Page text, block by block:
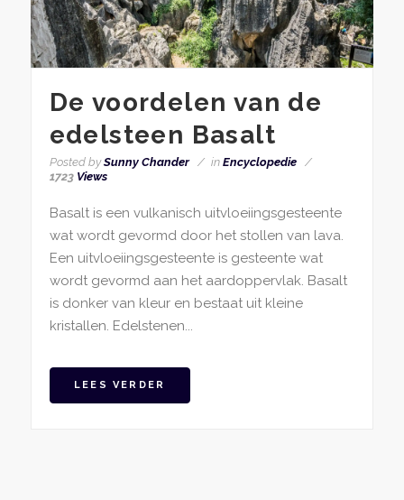
De voordelen van de
edelsteen Basalt
Posted bySunny Chander in Encyclopedie
1723Views
Basalt is een vulkanisch uitvloeiingsgesteente
wat wordt gevormd door het stollen van lava.
Een uitvloeiingsgesteente is gesteente wat
wordt gevormd aan het aardoppervlak. Basalt
is donker van kleur en bestaat uit kleine
kristallen. Edelstenen...
LEES VERDER